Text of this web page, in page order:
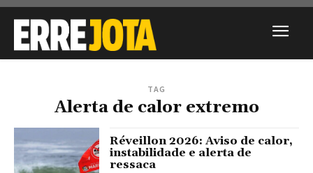
TAG
Alerta de calor extremo
Réveillon 2026: Aviso de calor,
instabilidade e alerta de
ressaca